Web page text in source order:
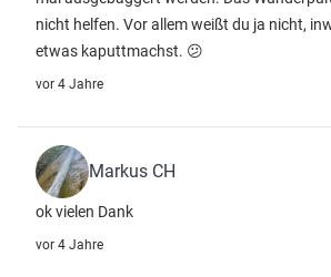
nicht helfen. Vor allem weißt du ja nicht,
etwas kaputtmachst. 😕
vor 4 Jahre
Markus CH
ok vielen Dank
vor 4 Jahre